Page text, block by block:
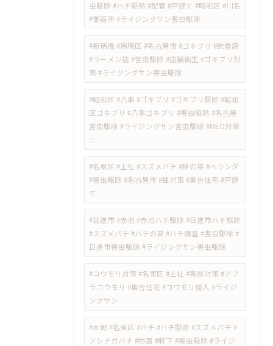
虫駆除 #ハチ駆除 #配管 #戸建て #昭和区 #川名
#御器所 #ライジングサン害虫駆除
#新瑞橋 #瑞穂区 #名古屋市 #ゴキブリ #飲食店
#ラーメン店 #害虫駆除 #店舗衛生 #ゴキブリ対
策 #ライジングサン害虫駆除
#昭和区 #八事 #ゴキブリ #ゴキブリ駆除 #昭和
区ゴキブリ #八事ゴキブリ #害虫駆除 #名古屋
害虫駆除 #ライジングサン害虫駆除 #MEO対策
:::
#名東区 #上社 #スズメバチ #蜂の巣 #ベランダ
#害虫駆除 #名古屋市 #蜂対策 #集合住宅 #戸建
て
#日進市 #赤池 #赤池ハチ駆除 #日進市ハチ駆除
#スズメバチ #ハチの巣 #ハチ調査 #害虫駆除 #
日進市害虫駆除 #ライジングサン害虫駆除
#コウモリ対策 #名東区 #上社 #害獣対策 #アブ
ラコウモリ #集合住宅 #コウモリ侵入 #ライジ
ングサン
#本郷 #名東区 #ハチ #ハチ駆除 #スズメバチ #
アシナガバチ #物置 #軒下 #害虫駆除 #ライジ